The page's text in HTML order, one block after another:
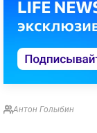
Антон Голыбин